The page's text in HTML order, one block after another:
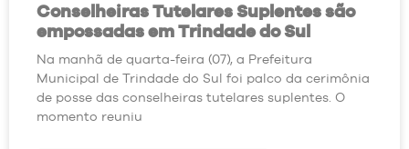
Conselheiras Tutelares Suplentes são
empossadas em Trindade do Sul
Na manhã de quarta-feira (07), a Prefeitura
Municipal de Trindade do Sul foi palco da cerimônia
de posse das conselheiras tutelares suplentes. O
momento reuniu